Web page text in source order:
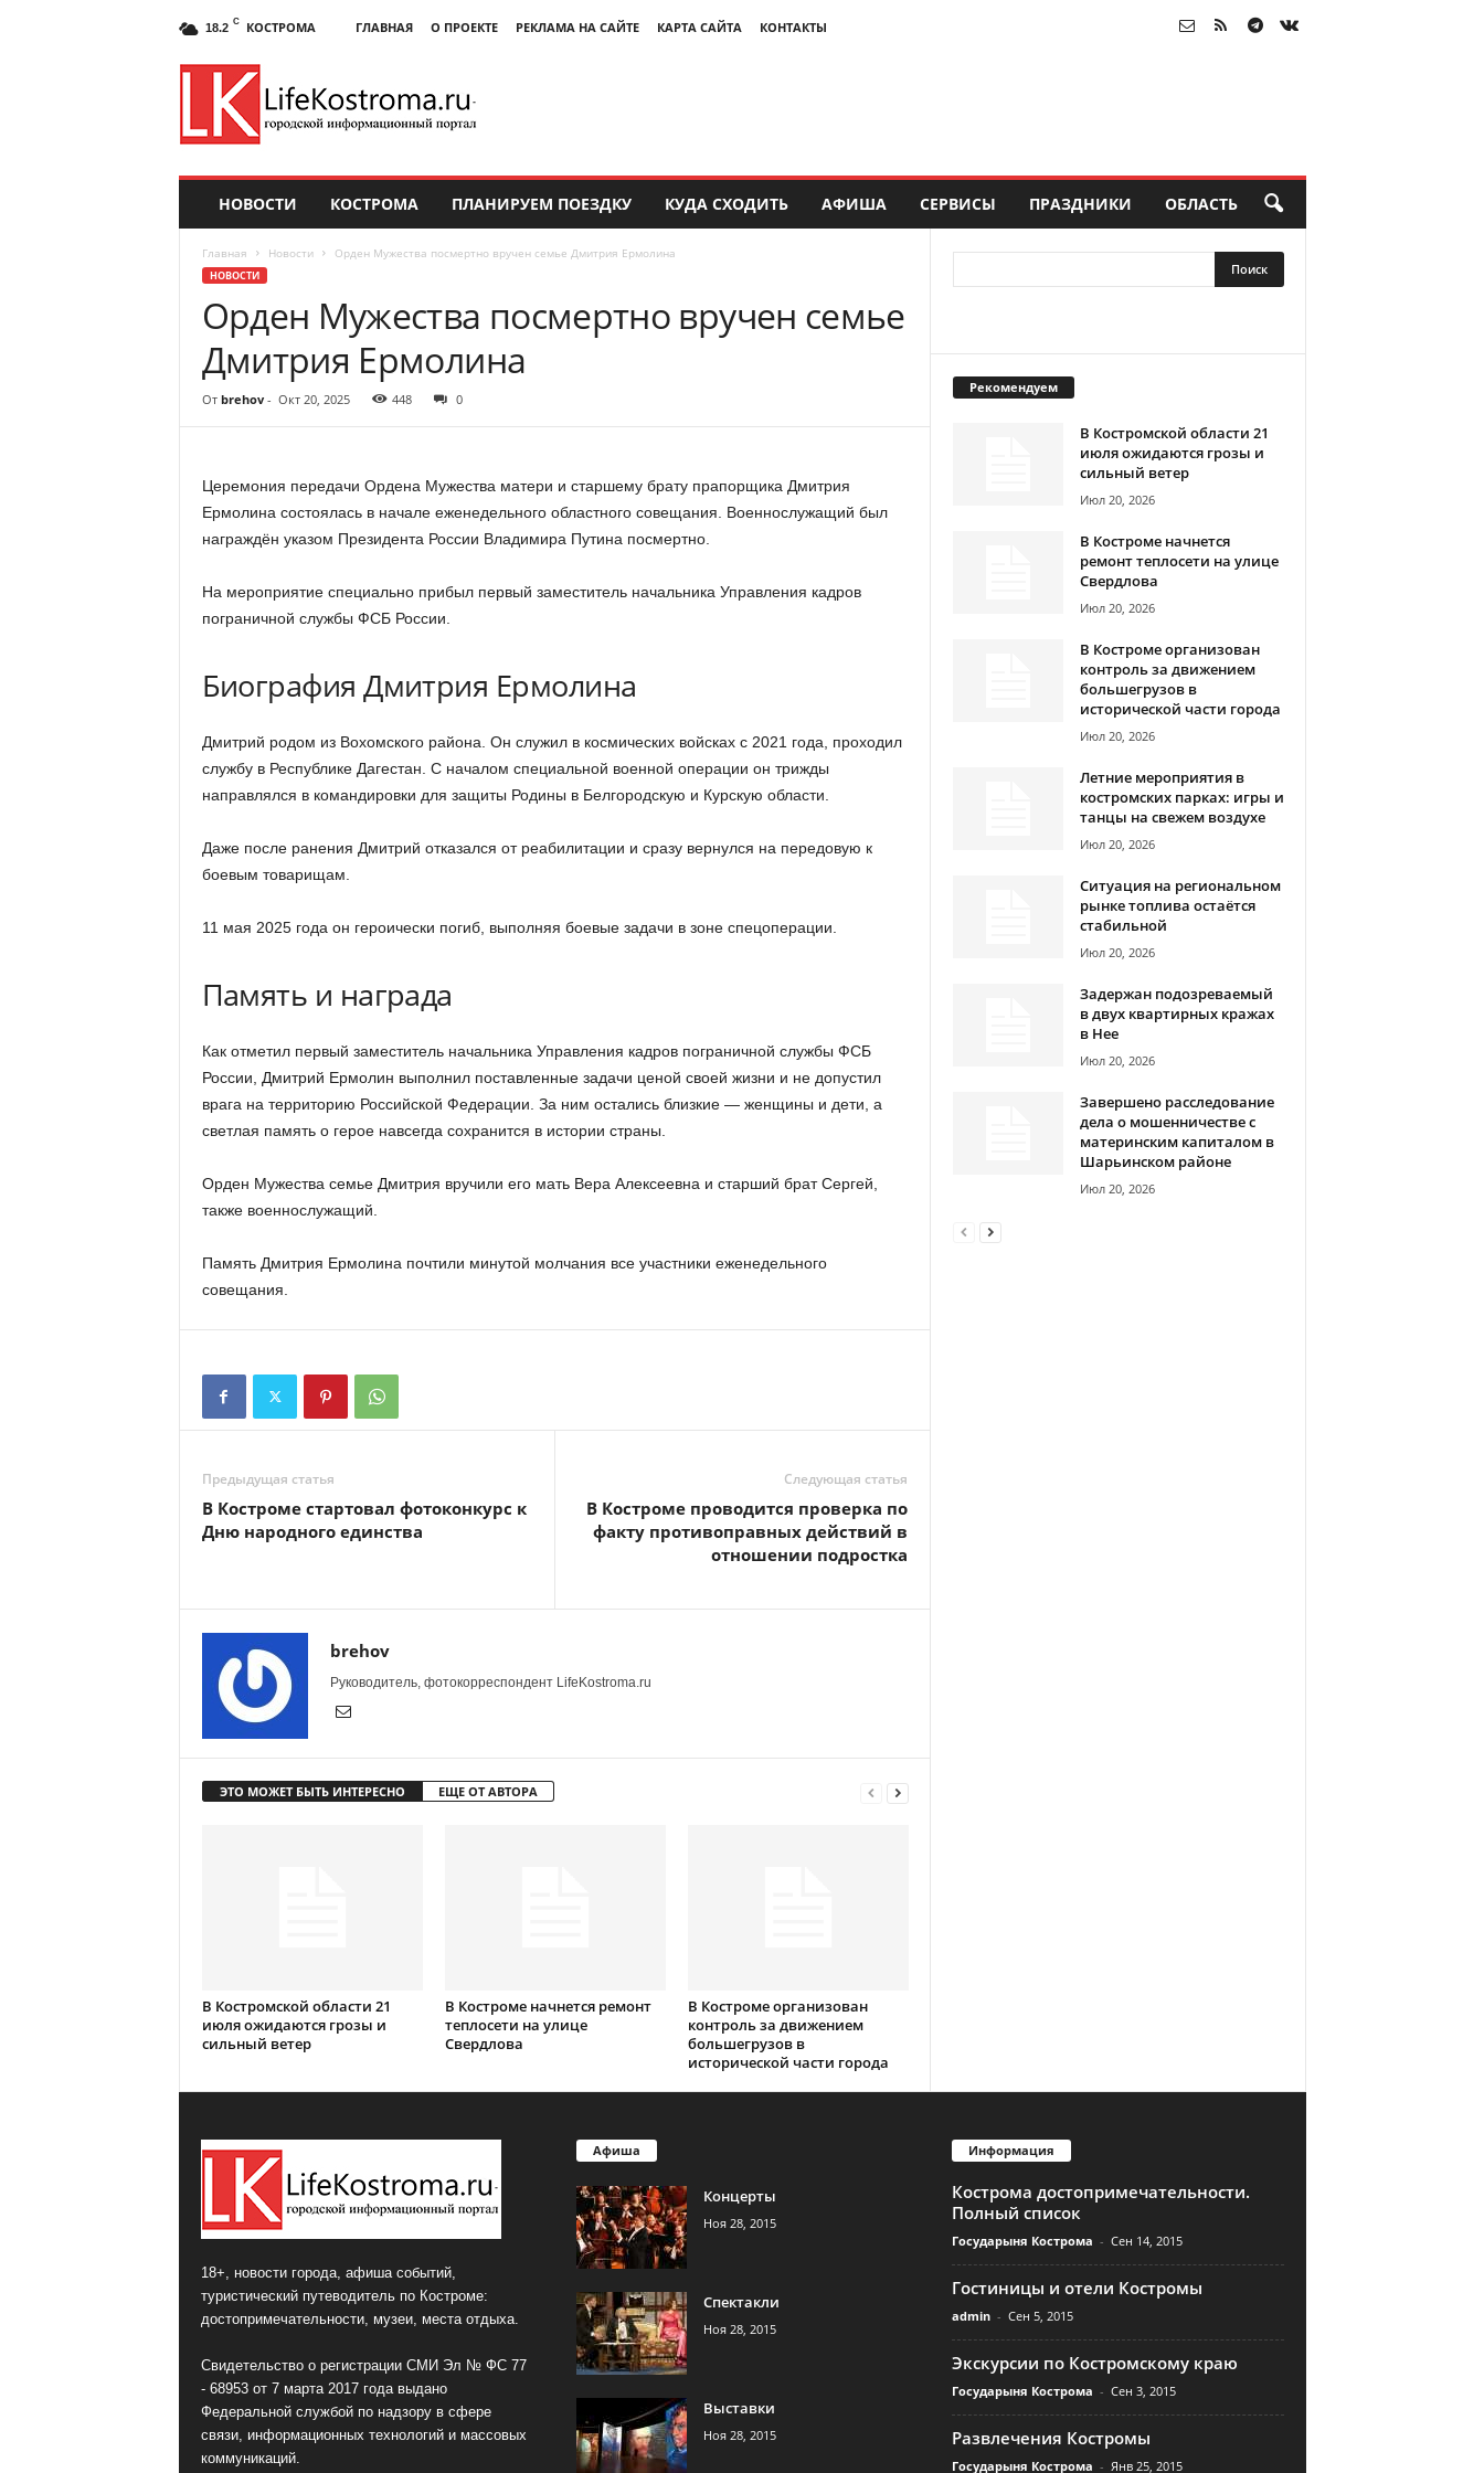
18.2 C КОСТРОМА ГЛАВНАЯ О ПРОЕКТЕ РЕКЛАМА НА САЙТЕ КАРТА САЙТА КОНТАКТЫ
НОВОСТИ КОСТРОМА ПЛАНИРУЕМ ПОЕЗДКУ КУДА СХОДИТЬ АФИША СЕРВИСЫ ПРАЗДНИКИ ОБЛАСТЬ
Главная Новости Орден Мужества посмертно вручен семье Дмитрия Ермолина
НОВОСТИ
Орден Мужества посмертно вручен семье
Дмитрия Ермолина
От brehov- Окт 20, 2025 448 0
Церемония передачи Ордена Мужества матери и старшему брату прапорщика Дмитрия
Ермолина состоялась в начале еженедельного областного совещания. Военнослужащий был
награждён указом Президента России Владимира Путина посмертно.
На мероприятие специально прибыл первый заместитель начальника Управления кадров
пограничной службы ФСБ России.
Биография Дмитрия Ермолина
Дмитрий родом из Вохомского района. Он служил в космических войсках с 2021 года, проходил
службу в Республике Дагестан. С началом специальной военной операции он трижды
направлялся в командировки для защиты Родины в Белгородскую и Курскую области.
Даже после ранения Дмитрий отказался от реабилитации и сразу вернулся на передовую к
боевым товарищам.
11 мая 2025 года он героически погиб, выполняя боевые задачи в зоне спецоперации.
Память и награда
Как отметил первый заместитель начальника Управления кадров пограничной службы ФСБ
России, Дмитрий Ермолин выполнил поставленные задачи ценой своей жизни и не допустил
врага на территорию Российской Федерации. За ним остались близкие — женщины и дети, а
светлая память о герое навсегда сохранится в истории страны.
Орден Мужества семье Дмитрия вручили его мать Вера Алексеевна и старший брат Сергей,
также военнослужащий.
Память Дмитрия Ермолина почтили минутой молчания все участники еженедельного
совещания.
Предыдущая статья
В Костроме стартовал фотоконкурс к
Дню народного единства
Следующая статья
В Костроме проводится проверка по
факту противоправных действий в
отношении подростка
brehov
Руководитель, фотокорреспондент LifeKostroma.ru
ЭТО МОЖЕТ БЫТЬ ИНТЕРЕСНО ЕЩЕ ОТ АВТОРА
В Костромской области 21
июля ожидаются грозы и
сильный ветер
В Костроме начнется ремонт
теплосети на улице
Свердлова
В Костроме организован
контроль за движением
большегрузов в
исторической части города
Рекомендуем
В Костромской области 21
июля ожидаются грозы и
сильный ветер
Июл 20, 2026
В Костроме начнется
ремонт теплосети на улице
Свердлова
Июл 20, 2026
В Костроме организован
контроль за движением
большегрузов в
исторической части города
Июл 20, 2026
Летние мероприятия в
костромских парках: игры и
танцы на свежем воздухе
Июл 20, 2026
Ситуация на региональном
рынке топлива остаётся
стабильной
Июл 20, 2026
Задержан подозреваемый
в двух квартирных кражах
в Нее
Июл 20, 2026
Завершено расследование
дела о мошенничестве с
материнским капиталом в
Шарьинском районе
Июл 20, 2026
18+, новости города, афиша событий,
туристический путеводитель по Костроме:
достопримечательности, музеи, места отдыха.
Свидетельство о регистрации СМИ Эл № ФС 77
- 68953 от 7 марта 2017 года выдано
Федеральной службой по надзору в сфере
связи, информационных технологий и массовых
коммуникаций.
Афиша
Концерты
Ноя 28, 2015
Спектакли
Ноя 28, 2015
Выставки
Ноя 28, 2015
Информация
Кострома достопримечательности.
Полный список
Государыня Кострома - Сен 14, 2015
Гостиницы и отели Костромы
admin - Сен 5, 2015
Экскурсии по Костромскому краю
Государыня Кострома - Сен 3, 2015
Развлечения Костромы
Государыня Кострома - Янв 25, 2015